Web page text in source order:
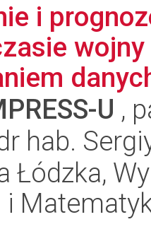
i
U ,
hab.
Łódzka,